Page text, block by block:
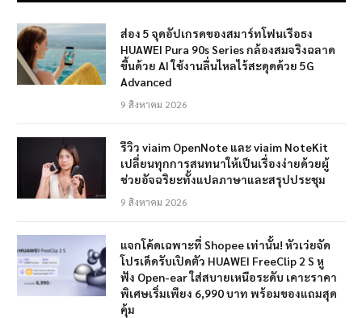
ส่อง 5 จุดอัปเกรดของสมาร์ทโฟนเรือธง
HUAWEI Pura 90s Series กล้องสมจริงฉลาด
ขึ้นด้วย AI ใช้งานลื่นไหลไร้สะดุดด้วย 5G
Advanced
9 สิงหาคม 2026
รีวิว viaim OpenNote และ viaim NoteKit
เปลี่ยนทุกการสนทนาให้เป็นเรื่องง่ายด้วยผู้
ช่วยอัจฉริยะทั้งแปลภาษาและสรุปประชุม
9 สิงหาคม 2026
แจกโค้ดเฉพาะที่ Shopee เท่านั้น! หัวเว่ยจัด
โปรเด็ดรับเปิดตัว HUAWEI FreeClip 2 S หู
ฟัง Open-ear ใส่สบายเหนือระดับ เคาะราคา
พิเศษเริ่มเพียง 6,990 บาท พร้อมของแถมสุด
คุ้ม